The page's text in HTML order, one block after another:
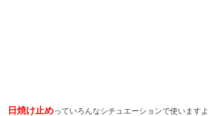
日焼け止めっていろんなシチュエーションで使いますよ